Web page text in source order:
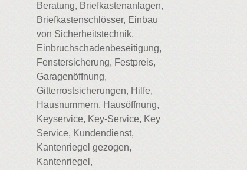
Beratung, Briefkastenanlagen,
Briefkastenschlösser, Einbau
von Sicherheitstechnik,
Einbruchschadenbeseitigung,
Fenstersicherung, Festpreis,
Garagenöffnung,
Gitterrostsicherungen, Hilfe,
Hausnummern, Hausöffnung,
Keyservice, Key-Service, Key
Service, Kundendienst,
Kantenriegel gezogen,
Kantenriegel,